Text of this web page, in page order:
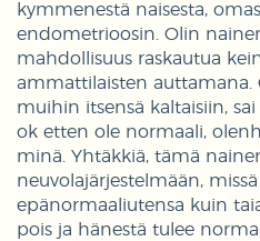
kymmenestä naisesta,
endometrioosin. Olin
mahdollisuus raskautua
ammattilaisten auttamana.
muihin itsensä kaltaisiin,
ok etten ole normaali,
minä. Yhtäkkiä, tämä
neuvolajärjestelmään,
epänormaaliutensa kuin
pois ja hänestä tulee